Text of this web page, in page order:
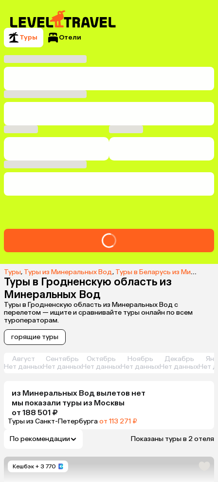
Туры Отели
Туры, Туры из Минеральных Вод, Туры в Беларусь из Минеральных Вод
Туры в Гродненскую область из
Минеральных Вод
Туры в Гродненскую область из Минеральных Вод с
перелетом — ищите и сравнивайте туры онлайн по всем
туроператорам.
горящие туры
Август
Нет данных
Сентябрь
Нет данных
Октябрь
Нет данных
Ноябрь
Нет данных
Декабрь
Нет данныхНет
из Минеральных Вод вылетов нет
мы показали туры из Москвы
от 188 501 ₽
Туры из Санкт-Петербургаот 113 271 ₽
По рекомендации Показаны туры в 2 отеля
Кешбэк + 3 770